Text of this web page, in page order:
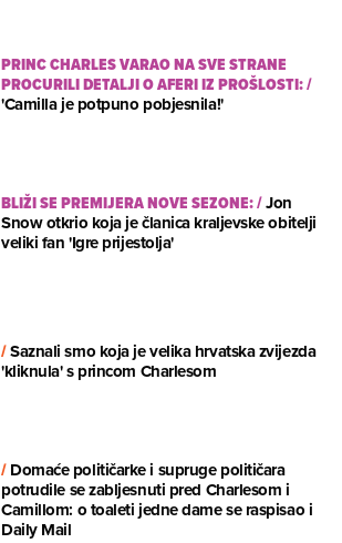
PRINC CHARLES VARAO NA SVE STRANE
PROCURILI DETALJI O AFERI IZ PROŠLOSTI:/
'Camilla je potpuno pobjesnila!'
BLIŽI SE PREMIJERA NOVE SEZONE:/Jon
Snow otkrio koja je članica kraljevske obitelji
veliki fan 'Igre prijestolja'
/Saznali smo koja je velika hrvatska zvijezda
'kliknula' s princom Charlesom
/Domaće političarke i supruge političara
potrudile se zabljesnuti pred Charlesom i
Camillom: o toaleti jedne dame se raspisao i
Daily Mail